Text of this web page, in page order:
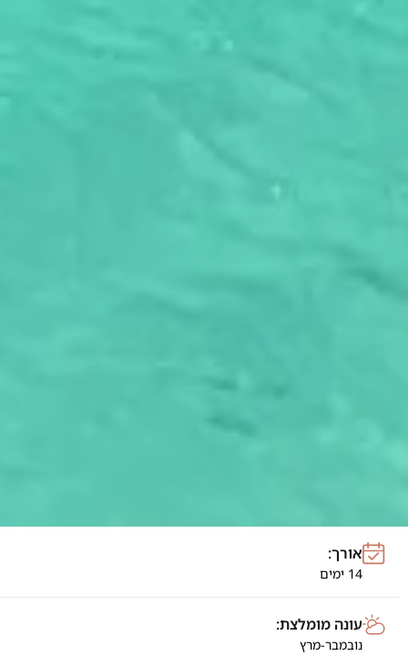
אורך:
14 ימים
עונה מומלצת:
נובמבר-מרץ